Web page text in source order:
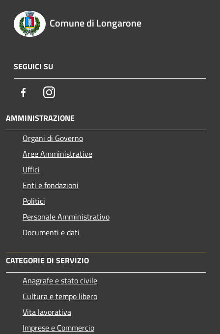
Comune di Longarone
SEGUICI SU
FacebookInstagram
AMMINISTRAZIONE
Organi di Governo
Aree Amministrative
Uffici
Enti e fondazioni
Politici
Personale Amministrativo
Documenti e dati
CATEGORIE DI SERVIZIO
Anagrafe e stato civile
Cultura e tempo libero
Vita lavorativa
Imprese e Commercio